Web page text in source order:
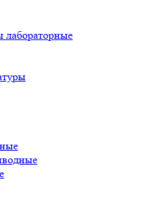
лабораторные